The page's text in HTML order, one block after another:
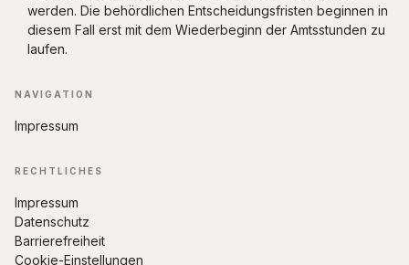
werden. Die behördlichen Entscheidungsfristen beginnen in
diesem Fall erst mit dem Wiederbeginn der Amtsstunden zu
laufen.
NAVIGATION
Impressum
RECHTLICHES
Impressum
Datenschutz
Barrierefreiheit
Cookie-Einstellungen